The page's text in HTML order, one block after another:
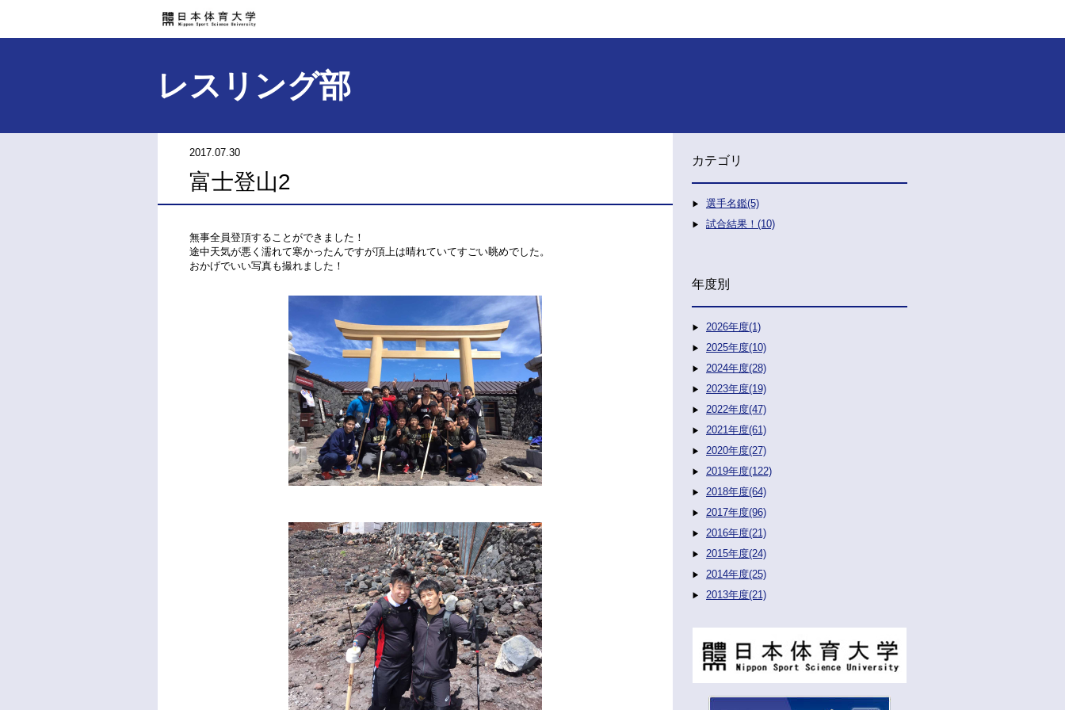
レスリング部
2017.07.30
富士登山2
無事全員登頂することができました！
途中天気が悪く濡れて寒かったんですが頂上は晴れていてすごい眺めでした。
おかげでいい写真も撮れました！
カテゴリ
選手名鑑(5)
試合結果！(10)
年度別
2026年度(1)
2025年度(10)
2024年度(28)
2023年度(19)
2022年度(47)
2021年度(61)
2020年度(27)
2019年度(122)
2018年度(64)
2017年度(96)
2016年度(21)
2015年度(24)
2014年度(25)
2013年度(21)